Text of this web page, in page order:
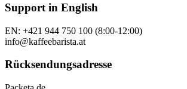
Support in English
EN: +421 944 750 100 (8:00-12:00)
info@kaffeebarista.at
Rücksendungsadresse